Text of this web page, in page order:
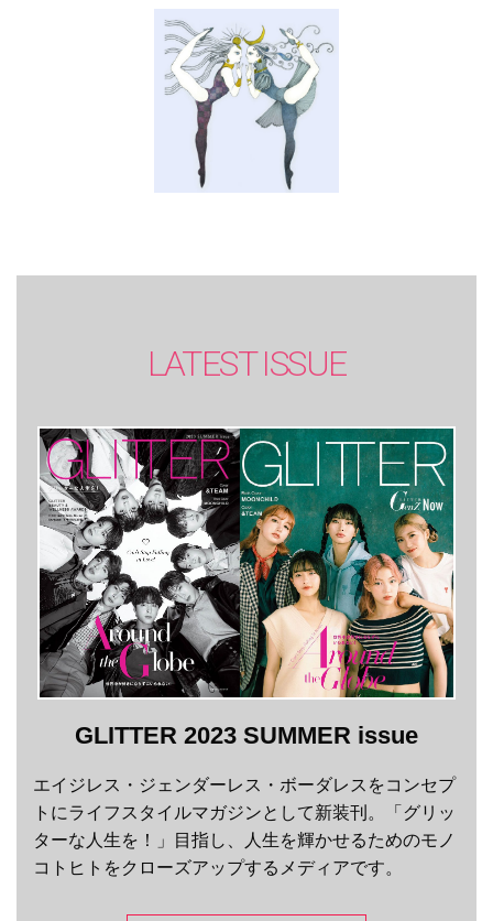
SUMMER issue】
LATEST ISSUE
GLITTER 2023 SUMMER issue
エイジレス・ジェンダーレス・ボーダレスをコンセプ
トにライフスタイルマガジンとして新装刊。「グリッ
ターな人生を！」目指し、人生を輝かせるためのモノ
コトヒトをクローズアップするメディアです。